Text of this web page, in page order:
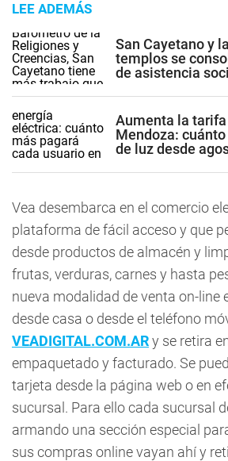
LEE ADEMÁS
San Cayetano y
templos se
de asistencia
Aumenta la
Mendoza:
de luz desde
Vea desembarca en el comercio
plataforma de fácil acceso y que
desde productos de almacén y
frutas, verduras, carnes y hasta
nueva modalidad de venta on-line
desde casa o desde el teléfono
VEADIGITAL.COM.ARy se retira
empaquetado y facturado. Se
tarjeta desde la página web o en
sucursal. Para ello cada sucursal
armando una sección especial
sus compras online vayan ahí y